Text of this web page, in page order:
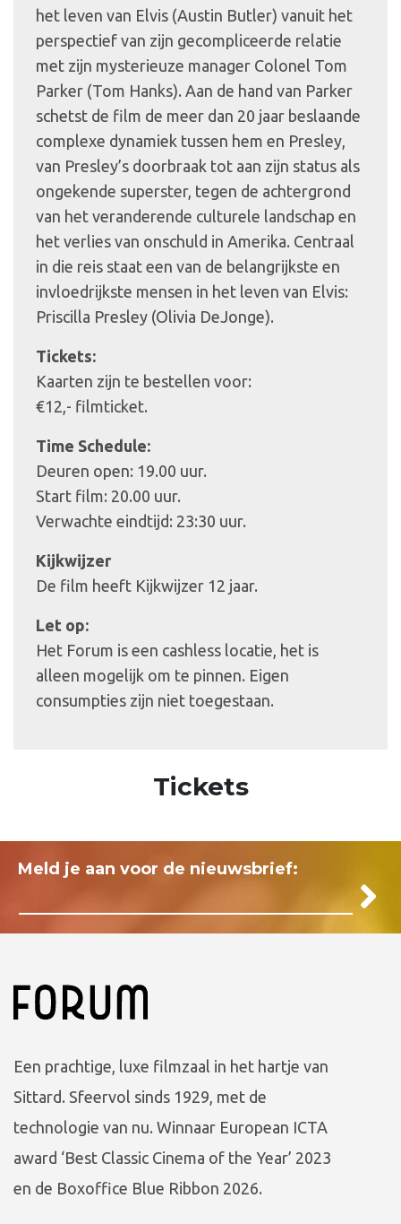
het leven van Elvis (Austin Butler) vanuit het
perspectief van zijn gecompliceerde relatie
met zijn mysterieuze manager Colonel Tom
Parker (Tom Hanks). Aan de hand van Parker
schetst de film de meer dan 20 jaar beslaande
complexe dynamiek tussen hem en Presley,
van Presley’s doorbraak tot aan zijn status als
ongekende superster, tegen de achtergrond
van het veranderende culturele landschap en
het verlies van onschuld in Amerika. Centraal
in die reis staat een van de belangrijkste en
invloedrijkste mensen in het leven van Elvis:
Priscilla Presley (Olivia DeJonge).
Tickets:
Kaarten zijn te bestellen voor:
€12,- filmticket.
Time Schedule:
Deuren open: 19.00 uur.
Start film: 20.00 uur.
Verwachte eindtijd: 23:30 uur.
Kijkwijzer
De film heeft Kijkwijzer 12 jaar.
Let op:
Het Forum is een cashless locatie, het is
alleen mogelijk om te pinnen. Eigen
consumpties zijn niet toegestaan.
Tickets
Meld je aan voor de nieuwsbrief:
Een prachtige, luxe filmzaal in het hartje van
Sittard. Sfeervol sinds 1929, met de
technologie van nu. Winnaar European ICTA
award ‘Best Classic Cinema of the Year’ 2023
en de Boxoffice Blue Ribbon 2026.